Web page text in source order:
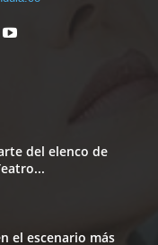
del elenco de
el escenario más